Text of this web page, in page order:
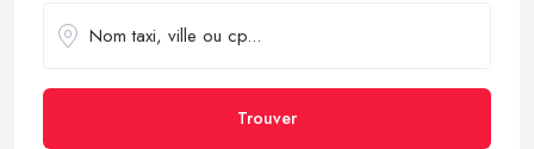
Trouver